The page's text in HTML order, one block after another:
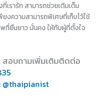
รารัก สามารถช่วยเติมเต็ม
ยงความสามารถพิเศษที่เก็บไว้ใช้
ที่ยืนยาว มั่นคง ให้กับผู้ที่ตั้งใจ
สอบถามเพิ่มเติมติดต่อ
: @thaipianist